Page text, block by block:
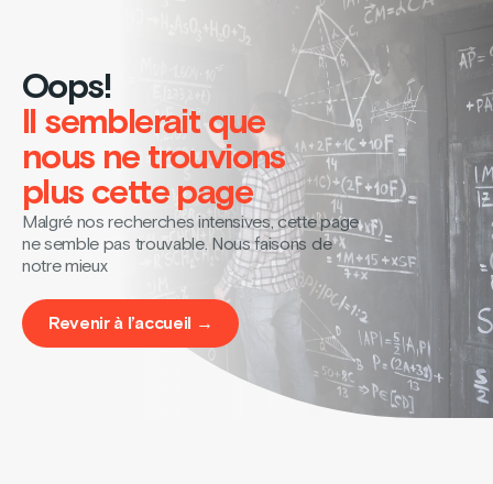
Oops!
Il semblerait que
nous ne trouvions
plus cette page
Malgré nos recherches intensives, cette page
ne semble pas trouvable. Nous faisons de
notre mieux
Revenir à l’accueil →